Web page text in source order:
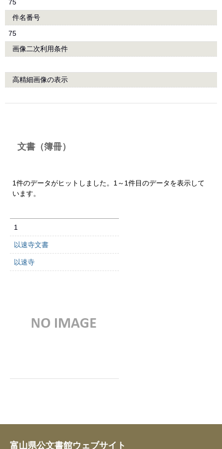
75
件名番号
75
画像二次利用条件
高精細画像の表示
文書（簿冊）
1件のデータがヒットしました。1～1件目のデータを表示して
います。
1
以速寺文書
以速寺
富山県公文書館ウェブサイト